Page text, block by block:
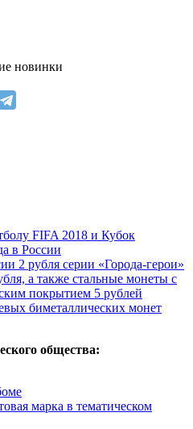
новинки
FIFA 2018 и Кубок
в России
2 рубля серии «Города-герои»
а также стальные монеты с
покрытием 5 рублей
биметаллических монет
общества:
марка в тематическом